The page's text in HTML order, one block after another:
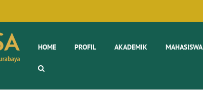
HOME PROFIL AKADEMIK MAHASISWA